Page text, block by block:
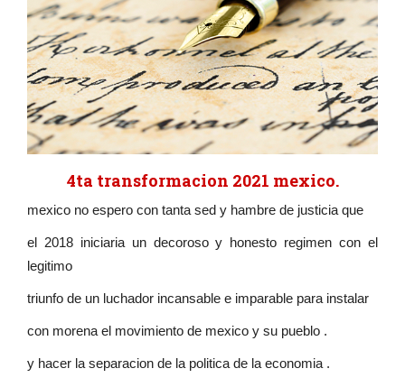
4ta transformacion 2021 mexico.
mexico no espero con tanta sed y hambre de justicia que
el 2018 iniciaria un decoroso y honesto regimen con el
legitimo
triunfo de un luchador incansable e imparable para instalar
con morena el movimiento de mexico y su pueblo .
y hacer la separacion de la politica de la economia .